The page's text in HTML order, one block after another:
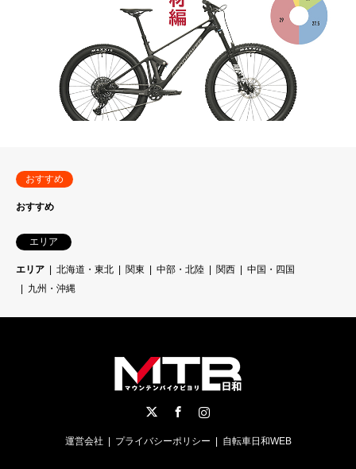
おすすめ
おすすめ
エリア
エリア 北海道・東北 関東 中部・北陸 関西
中国・四国
九州・沖縄
運営会社 プライバシーポリシー 自転車日和WEB